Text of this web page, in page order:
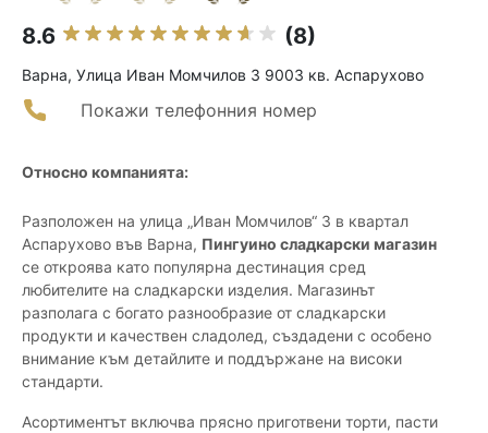
8.6 (8)
Варна, Улица Иван Момчилов 3 9003 кв. Аспарухово
Покажи телефонния номер
Относно компанията:
Разположен на улица „Иван Момчилов“ 3 в квартал
Аспарухово във Варна, Пингуино сладкарски магазин
се откроява като популярна дестинация сред
любителите на сладкарски изделия. Магазинът
разполага с богато разнообразие от сладкарски
продукти и качествен сладолед, създадени с особено
внимание към детайлите и поддържане на високи
стандарти.
Асортиментът включва прясно приготвени торти, пасти